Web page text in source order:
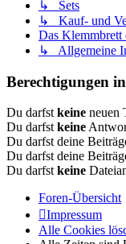
↳ Sets
↳ Kauf- und
Das Klemmbrett
↳ Allgemeine
Berechtigungen
Du darfst keine neuen
Du darfst keine
Du darfst deine
Du darfst deine
Du darfst keine
Foren-Übersicht
Impressum
Alle Cookies